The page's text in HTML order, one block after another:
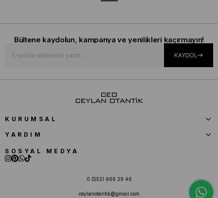
Bültene kaydolun, kampanya ve yenilikleri kaçırmayın!
KAYDOL
KURUMSAL
YARDIM
SOSYAL MEDYA
0 (553) 666 39 46
ceylanotantik@gmail.com